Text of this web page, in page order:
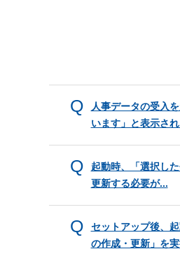
人事データの受入
います」と表示され
起動時、「選択し
更新する必要が...
セットアップ後、
の作成・更新」を